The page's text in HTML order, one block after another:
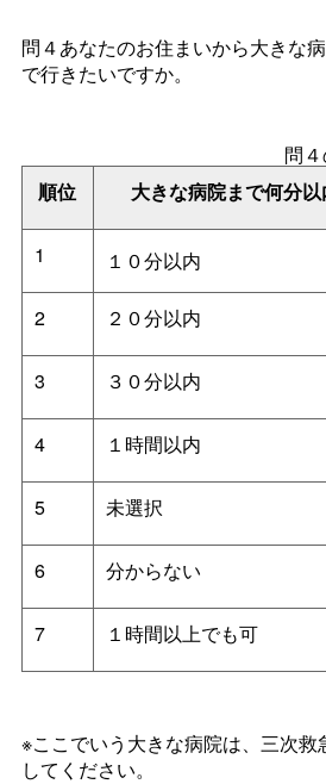
問４あなたのお住まいから大きな
で行きたいですか。
問
順位
大きな病院まで何分
1 １０分以内
2 ２０分以内
3 ３０分以内
4 １時間以内
5 未選択
6 分からない
7 １時間以上でも可
※ここでいう大きな病院は、三次救
してください。